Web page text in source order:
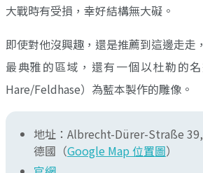
大戰時有受損，幸好結構無大礙。
即使對他沒興趣，還是推薦到這邊走走
最典雅的區域，還有一個以杜勒的
Hare/Feldhase）為藍本製作的雕像。
地址：Albrecht-Dürer-Straße
德國（Google Map 位置圖）